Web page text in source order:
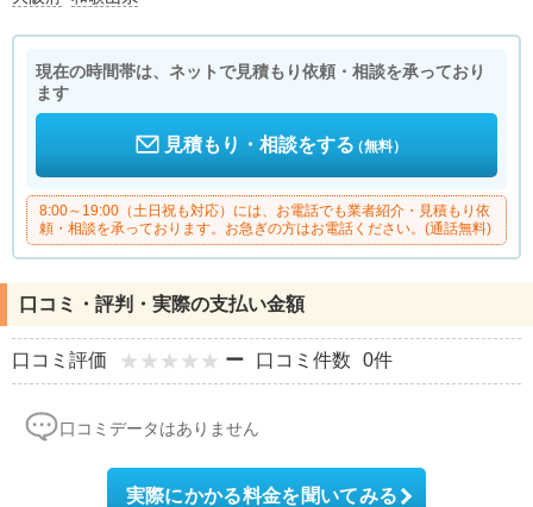
現在の時間帯は、ネットで見積もり依頼・相談を承っており
ます
見積もり・相談をする（無料）
8:00～19:00（土日祝も対応）には、お電話でも業者紹介・見積もり依
頼・相談を承っております。お急ぎの方はお電話ください。(通話無料)
口コミ・評判・実際の支払い金額
口コミ評価 ー 口コミ件数 0件
口コミデータはありません
実際にかかる料金を聞いてみる